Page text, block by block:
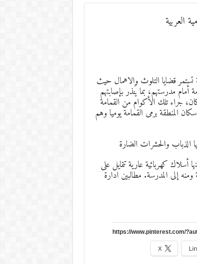
العربية
قضايا التلوث والاهمال حيث
أمام مدرستهم، بما يُنذر بإصابتهم
جراء تلك الأكوام من القمامة
المنطقة برمى القمامة يوميا وهم
الذباب والحشرات الضارة
كهربائية عارية تتمايل على
إلى المدرسة. مطالبين ادارة
X